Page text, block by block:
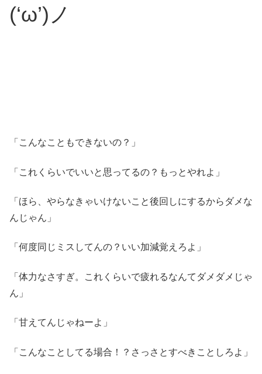
(‘ω’)ノ
「こんなこともできないの？」
「これくらいでいいと思ってるの？もっとやれよ」
「ほら、やらなきゃいけないこと後回しにするからダメな
んじゃん」
「何度同じミスしてんの？いい加減覚えろよ」
「体力なさすぎ。これくらいで疲れるなんてダメダメじゃ
ん」
「甘えてんじゃねーよ」
「こんなことしてる場合！？さっさとすべきことしろよ」